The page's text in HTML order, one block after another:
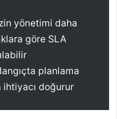
yönetimi daha
göre SLA
planlama
doğurur